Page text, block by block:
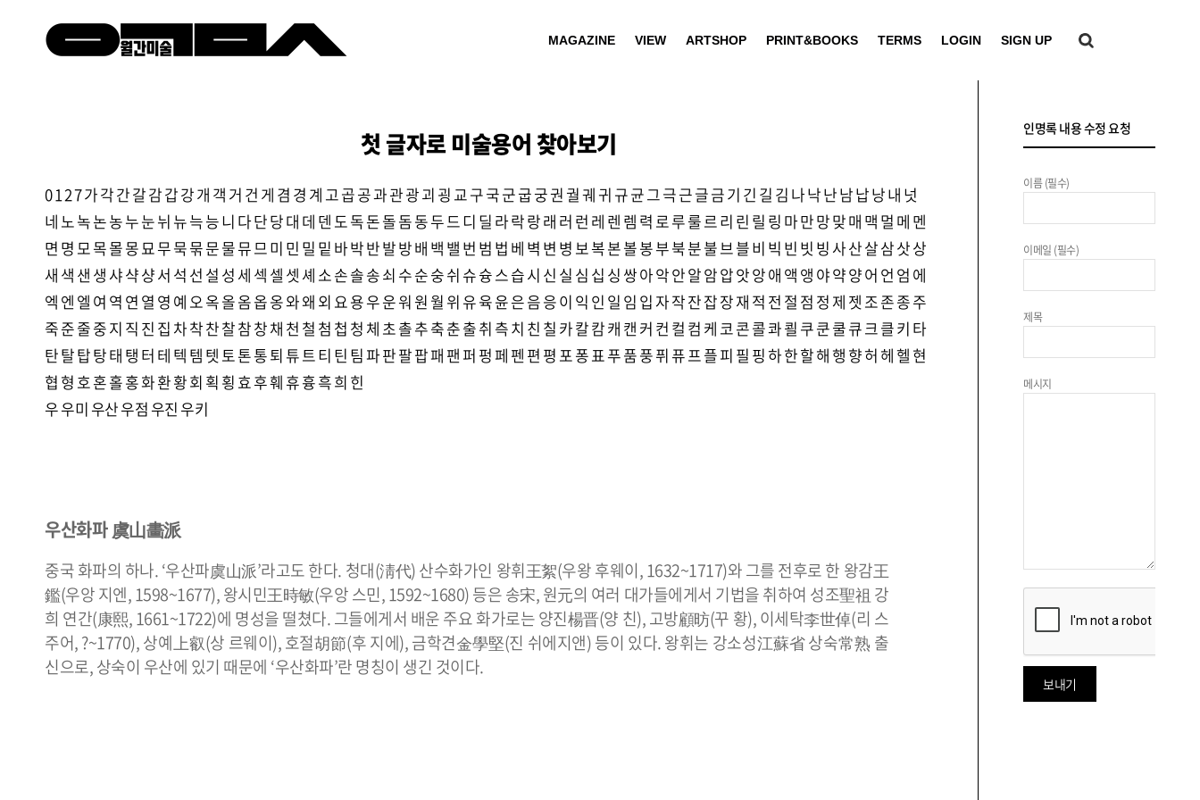
MAGAZINE VIEW ARTSHOP PRINT&BOOKS TERMS LOGIN SIGN UP
첫 글자로 미술용어 찾아보기
01 27가각간갈감갑강개 객 거 건 게 겸 경 계 고곱공과관광괴 굉 교구국군굽궁권 궐궤 귀 규균그극근글금기 긴 길 김 나낙난남납낭내 넛
네 노녹논농누눈뉘 뉴늑능니 다단당대 데 덴 도독돈돌돔동두드디 딜 라락랑래 러 런 레 렌 렘 력 로루룰르리 린 릴 링 마만망맞매 맥 멀 메 멘
면 명 모목몰몽묘무묵묶문물뮤므미 민 밀 밑 바박반발방배 백 밸 번 범 법 베 벽 변 병 보복본볼봉부북분불브블비 빅 빈 빗 빙 사산살삼삿상
새 색 샌 생 샤샥샹서 석 선 설 성 세 섹 셀 셋 셰 소손솔송쇠 수순숭쉬 슈슝스습시 신 실 심 십 싱 쌍아악안알암압앗앙애 액 앵 야약양어 언 엄 에
엑 엔 엘 여 역 연 열 영 예 오옥올옴옵옹와왜 외 요용우운워 원 월 위 유육윤은음응이 익 인 일 임 입자작잔잡장재 적 전 절 점 정 제 젯 조존종주
죽준줄중지 직 진 집 차착찬찰참창채 천 철 첨 첩 청 체 초촐추축춘출취 측치 친 칠 카칼캄캐 캔 커 컨 컬 컴 케 코콘콜콰쾰 쿠쿤쿨큐크클키 타
탄탈탑탕태 탱 터 테 텍 템 텟 토톤통퇴 튜트티 틴 팀파판팔팝패 팬 퍼 펑페 펜 편 평 포퐁표푸품풍퓌퓨프플피 필 핑하한할해행 향허 헤헬 현
협 형 호혼홀홍화환황회 획 횡 효후훼 휴흉흑희 힌
우우미 우산우점 우진 우키
우산화파 虞山畵派
중국 화파의 하나. ‘우산파虞山派’라고도 한다. 청대(淸代) 산수화가인 왕휘王絮(우왕 후웨이, 1632~1717)와 그를 전후로 한 왕감王
鑑(우앙 지엔, 1598~1677), 왕시민王時敏(우앙 스민, 1592~1680) 등은 송宋, 원元의 여러 대가들에게서 기법을 취하여 성조聖祖 강
희 연간(康熙, 1661~1722)에 명성을 떨쳤다. 그들에게서 배운 주요 화가로는 양진楊晋(양 친), 고방顧昉(꾸 황), 이세탁李世倬(리 스
주어, ?~1770), 상예上叡(상 르웨이), 호절胡節(후 지에), 금학견金學堅(진 쉬에지앤) 등이 있다. 왕휘는 강소성江蘇省 상숙常熟 출
신으로, 상숙이 우산에 있기 때문에 ‘우산화파’란 명칭이 생긴 것이다.
인명록 내용 수정 요청
이름 (필수)
이메일 (필수)
제목
메시지